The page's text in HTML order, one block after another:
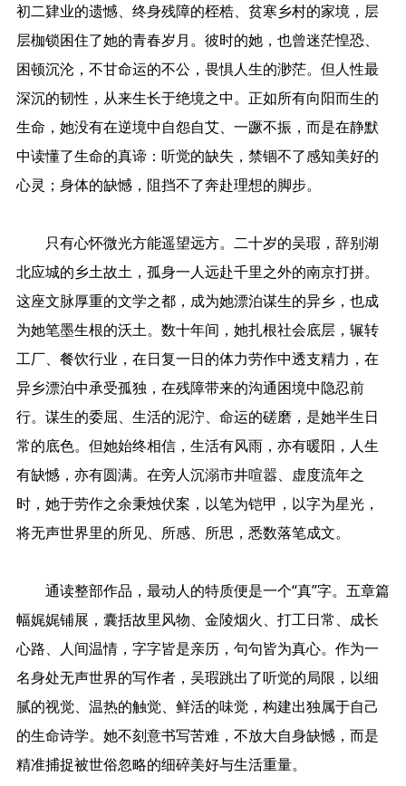
初二肄业的遗憾、终身残障的桎梏、贫寒乡村的家境，层
层枷锁困住了她的青春岁月。彼时的她，也曾迷茫惶恐、
困顿沉沦，不甘命运的不公，畏惧人生的渺茫。但人性最
深沉的韧性，从来生长于绝境之中。正如所有向阳而生的
生命，她没有在逆境中自怨自艾、一蹶不振，而是在静默
中读懂了生命的真谛：听觉的缺失，禁锢不了感知美好的
心灵；身体的缺憾，阻挡不了奔赴理想的脚步。
只有心怀微光方能遥望远方。二十岁的吴瑕，辞别湖
北应城的乡土故土，孤身一人远赴千里之外的南京打拼。
这座文脉厚重的文学之都，成为她漂泊谋生的异乡，也成
为她笔墨生根的沃土。数十年间，她扎根社会底层，辗转
工厂、餐饮行业，在日复一日的体力劳作中透支精力，在
异乡漂泊中承受孤独，在残障带来的沟通困境中隐忍前
行。谋生的委屈、生活的泥泞、命运的磋磨，是她半生日
常的底色。但她始终相信，生活有风雨，亦有暖阳，人生
有缺憾，亦有圆满。在旁人沉溺市井喧嚣、虚度流年之
时，她于劳作之余秉烛伏案，以笔为铠甲，以字为星光，
将无声世界里的所见、所感、所思，悉数落笔成文。
通读整部作品，最动人的特质便是一个“真”字。五章篇
幅娓娓铺展，囊括故里风物、金陵烟火、打工日常、成长
心路、人间温情，字字皆是亲历，句句皆为真心。作为一
名身处无声世界的写作者，吴瑕跳出了听觉的局限，以细
腻的视觉、温热的触觉、鲜活的味觉，构建出独属于自己
的生命诗学。她不刻意书写苦难，不放大自身缺憾，而是
精准捕捉被世俗忽略的细碎美好与生活重量。